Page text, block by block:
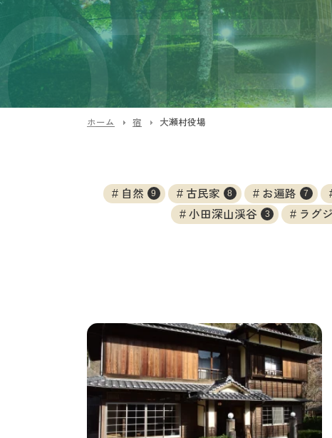
ホーム 宿 大瀬村役場
自然 9 古民家 8 お遍路 7
小田深山渓谷 3 ラグ